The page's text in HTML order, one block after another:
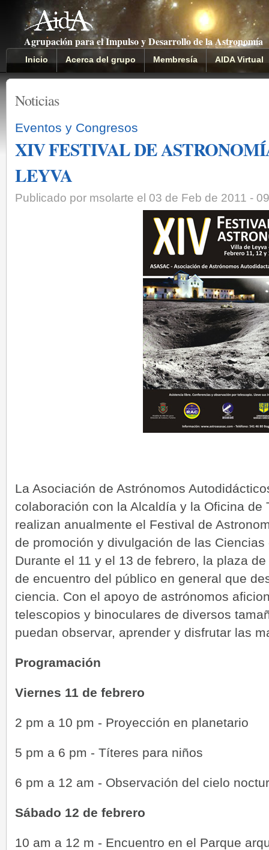
Agrupación para el Impulso y Desarrollo de la Astronomía
Inicio Acerca del grupo Membresía AIDA Virtual
Noticias
Eventos y Congresos
XIV FESTIVAL DE
LEYVA
Publicado por msolarte el 03 de Feb de 2011 -
La Asociación de Astrónomos
colaboración con la Alcaldía y la Oficina de
realizan anualmente el Festival de
de promoción y divulgación de las
Durante el 11 y el 13 de febrero, la plaza
de encuentro del público en general que
ciencia. Con el apoyo de astrónomos
telescopios y binoculares de diversos
puedan observar, aprender y disfrutar las
Programación
Viernes 11 de febrero
2 pm a 10 pm - Proyección en planetario
5 pm a 6 pm - Títeres para niños
6 pm a 12 am - Observación del cielo
Sábado 12 de febrero
10 am a 12 m - Encuentro en el Parque